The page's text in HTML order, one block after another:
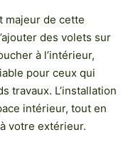
majeur de cette
des volets sur
à l’intérieur,
pour ceux qui
travaux. L’installation
intérieur, tout en
votre extérieur.